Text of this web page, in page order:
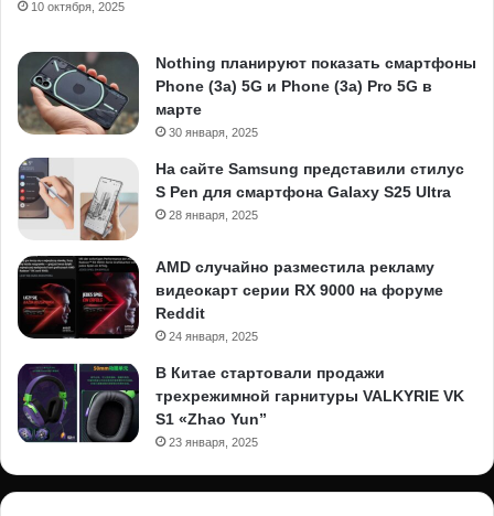
10 октября, 2025
Nothing планируют показать смартфоны
Phone (3a) 5G и Phone (3a) Pro 5G в
марте
30 января, 2025
На сайте Samsung представили стилус
S Pen для смартфона Galaxy S25 Ultra
28 января, 2025
AMD случайно разместила рекламу
видеокарт серии RX 9000 на форуме
Reddit
24 января, 2025
В Китае стартовали продажи
трехрежимной гарнитуры VALKYRIE VK
S1 «Zhao Yun”
23 января, 2025